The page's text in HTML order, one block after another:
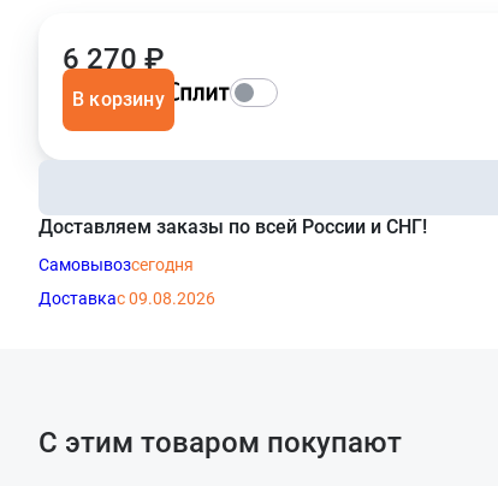
6 270 ₽
В корзину
Доставляем заказы по всей России и СНГ!
Самовывозсегодня
Доставкас 09.08.2026
С этим товаром покупают